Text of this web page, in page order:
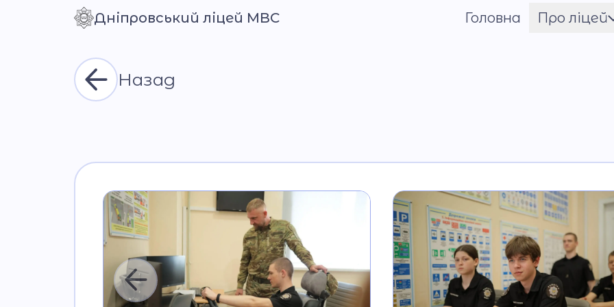
Контраст
Дніпровський ліцей МВС Головна
Про ліцей
Матеріально-
Команда
Національно-
патріотичне
виховання
Назад